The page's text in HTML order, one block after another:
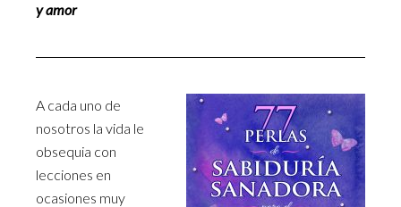
y amor
A cada uno de
nosotros la vida le
obsequia con
lecciones en
ocasiones muy